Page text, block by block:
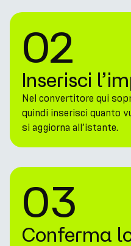
02
Inserisci
Nel convertitore qui
quindi inserisci quanto
si aggiorna all’istante.
03
Conferma